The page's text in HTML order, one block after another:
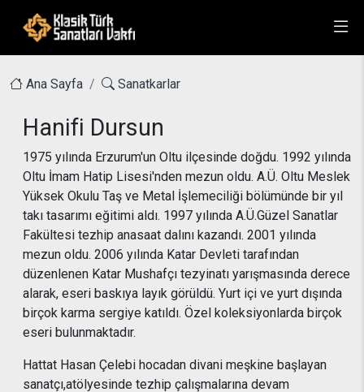
Ana Sayfa Sanatkarlar
Hanifi Dursun
1975 yılında Erzurum'un Oltu ilçesinde doğdu. 1992 yılında
Oltu İmam Hatip Lisesi'nden mezun oldu. A.Ü. Oltu Meslek
Yüksek Okulu Taş ve Metal İşlemeciliği bölümünde bir yıl
takı tasarımı eğitimi aldı. 1997 yılında A.Ü.Güzel Sanatlar
Fakültesi tezhip anasaat dalını kazandı. 2001 yılında
mezun oldu. 2006 yılında Katar Devleti tarafından
düzenlenen Katar Mushafçı tezyinatı yarışmasında derece
alarak, eseri baskıya layık görüldü. Yurt içi ve yurt dışında
birçok karma sergiye katıldı. Özel koleksiyonlarda birçok
eseri bulunmaktadır.
Hattat Hasan Çelebi hocadan divani meşkine başlayan
sanatçı,atölyesinde tezhip çalışmalarına devam